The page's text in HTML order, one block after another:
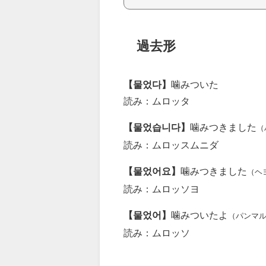
過去形
【물었다】
噛みついた
読み：ムロッタ
【물었습니다】 噛みつきました
読み：ムロッスムニダ
【물었어요】 噛みつきました （ヘ
読み：ムロッソヨ
【물었어】 噛みついたよ （パンマル
読み：ムロッソ